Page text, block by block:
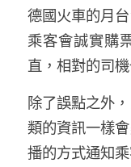
德國火車的月
乘客會誠實購
直，相對的司
除了誤點之外
類的資訊一樣
播的方式通知乘